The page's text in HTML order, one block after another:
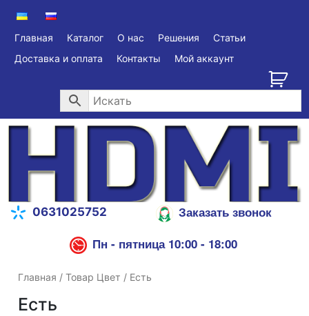
Главная Каталог О нас Решения
Статьи
Доставка и оплата
Контакты Мой аккаунт
0631025752
Заказать звонок
Пн - пятница 10:00 - 18:00
Главная / Товар Цвет / Есть
Есть